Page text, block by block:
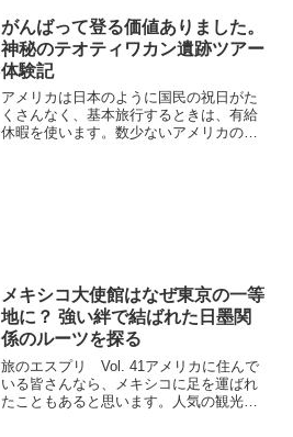
がんばって登る価値ありました。
神秘のテオティワカン遺跡ツアー
体験記
アメリカは日本のように国民の祝日がた
くさんなく、基本旅行するときは、有給
休暇を使います。数少ないアメリカの大
メキシコ大使館はなぜ東京の一等
地に？ 強い絆で結ばれた日墨関
係のルーツを探る
旅のエスプリ Vol. 41アメリカに住んで
いる皆さんなら、メキシコに足を運ばれ
たこともあると思います。人気の観光地